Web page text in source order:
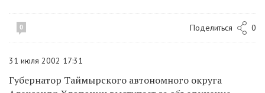
0 Поделиться 0
31 июля 2002 17:31
Губернатор Таймырского автономного округа